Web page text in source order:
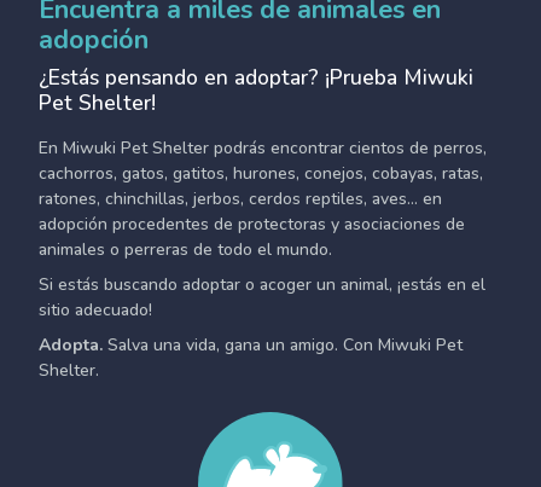
Encuentra a miles de animales en
adopción
¿Estás pensando en adoptar? ¡Prueba Miwuki
Pet Shelter!
En Miwuki Pet Shelter podrás encontrar cientos de perros,
cachorros, gatos, gatitos, hurones, conejos, cobayas, ratas,
ratones, chinchillas, jerbos, cerdos reptiles, aves... en
adopción procedentes de protectoras y asociaciones de
animales o perreras de todo el mundo.
Si estás buscando adoptar o acoger un animal, ¡estás en el
sitio adecuado!
Adopta. Salva una vida, gana un amigo. Con Miwuki Pet
Shelter.